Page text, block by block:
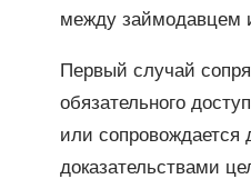
между займодавцем
Первый случай
обязательного
или сопровождается
доказательствами